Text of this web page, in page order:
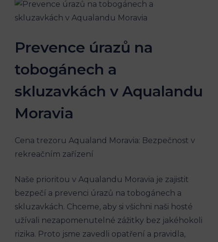
Prevence úrazů na
tobogánech a
skluzavkách v Aqualandu
Moravia
Cena trezoru Aqualand Moravia: Bezpečnost v
rekreačním zařízení
Naše prioritou v Aqualandu Moravia je zajistit
bezpečí a prevenci úrazů na tobogánech a
skluzavkách. Chceme, aby si všichni naši hosté
užívali nezapomenutelné zážitky bez jakéhokoli
rizika. Proto jsme zavedli opatření a pravidla,